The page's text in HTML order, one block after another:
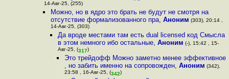
14-Авг-25, (255)
Можно, но в ядро это брать не будут не смотря на
отсутствие формализованного пра,Аноним (303), 20:14 ,
14-Авг-25, (303)
Да вроде местами там есть dual licensed код Смысла
в этом немного ибо остальные, Аноним (-), 15:42 , 15-
Авг-25, (317)
Это трейдофф Можно заметно менее эффективное
, но забить именно на сопровожден, Аноним (342),
23:58 , 16-Авг-25, (342)